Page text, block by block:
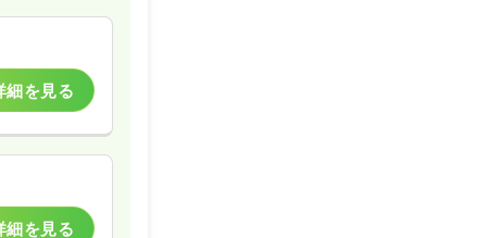
細を見る
細を見る